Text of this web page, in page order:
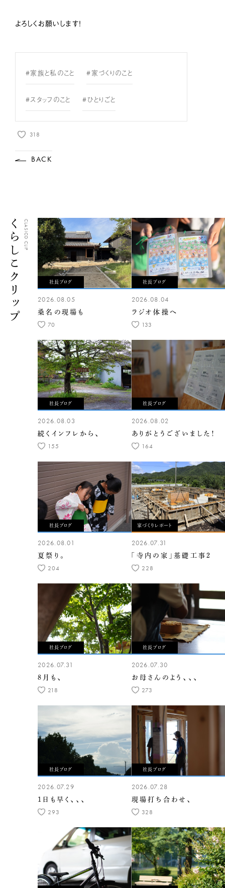
よろしくお願いします！
#家族と私のこと #家づくりのこと
#スタッフのこと #ひとりごと
318
BACK
くらしこクリップCLASICO CLIP
社長ブログ
2026.08.05
桑名の現場も
70
社長ブログ
2026.08.04
ラジオ体操へ
133
社長ブログ
2026.08.03
続くインフレから、
155
社長ブログ
2026.08.02
ありがとうございました！
164
社長ブログ
2026.08.01
夏祭り。
204
家づくりレポート
2026.07.31
「寺内の家」基礎工事2
228
社長ブログ
2026.07.31
8月も、
218
社長ブログ
2026.07.30
お母さんのよう、、、
273
社長ブログ
2026.07.29
1日も早く、、、
293
社長ブログ
2026.07.28
現場打ち合わせ、
328